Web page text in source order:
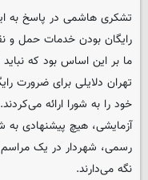
تشکری هاشمی در پاسخ به
رایگان بودن خدمات حمل و
ما بر این اساس بود که
تهران دلایلی برای ضرورت
خود را به شورا ارائه
آزمایشی، هیچ پیشنهادی
رسمی، شهردار در یک مراسم
نگه می‌دارند.